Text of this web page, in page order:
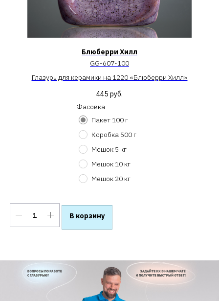
Блюберри Хилл
GG-607-100
Глазурь для керамики на 1220 «Блюберри Хилл»
445 руб.
Фасовка
Пакет 100 г
Коробка 500 г
Мешок 5 кг
Мешок 10 кг
Мешок 20 кг
В корзину